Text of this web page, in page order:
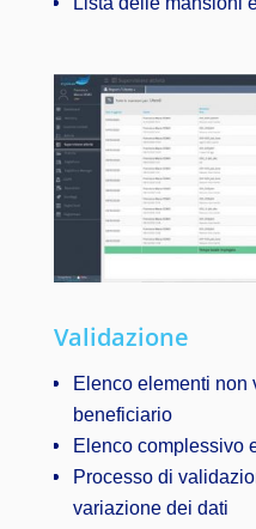
Validazione
Elenco elementi
beneficiario
Elenco complessivo
Processo di
variazione dei dati